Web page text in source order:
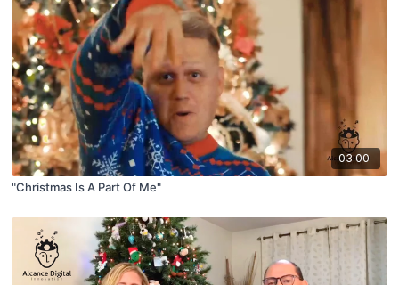
03:00
"Christmas Is A Part Of Me"